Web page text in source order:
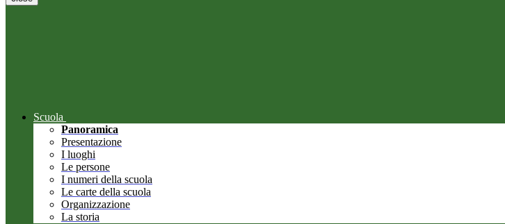
Scuola
Panoramica
Presentazione
I luoghi
Le persone
I numeri della scuola
Le carte della scuola
Organizzazione
La storia